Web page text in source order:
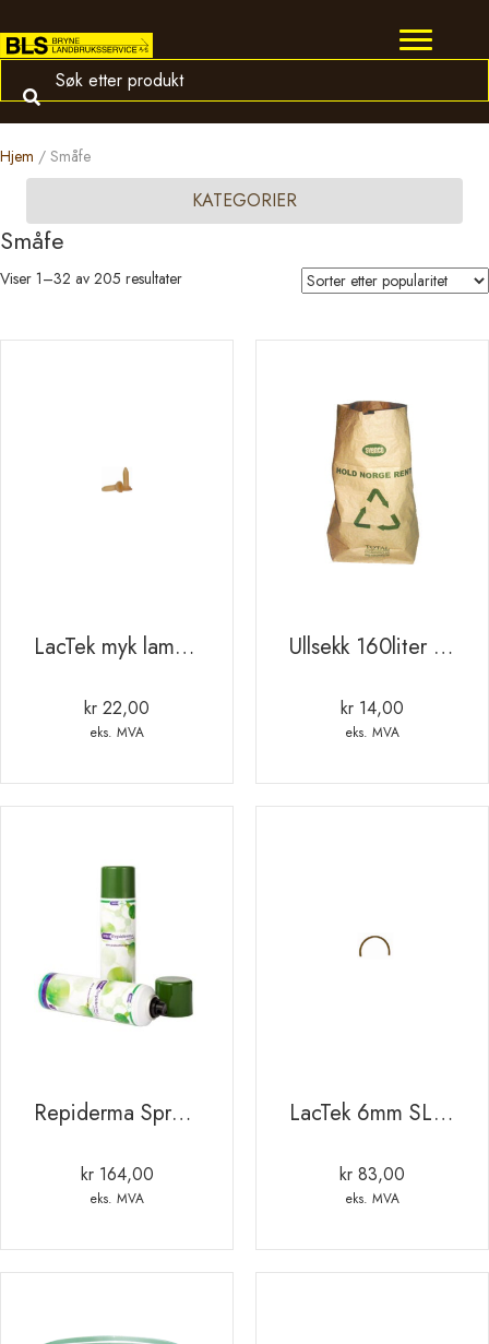
Hjem / Småfe
KATEGORIER
Småfe
Viser 1–32 av 205 resultaterSortert
LacTek myk lammesmokk
kr 22,00
eks. MVA
Ullsekk 160liter / 2-lags
kr 14,00
eks. MVA
Repiderma Spray 250ml
kr164,00
eks. MVA
LacTek 6mm SLANGE Ø6 x 10. pr mtr
kr 83,00
eks. MVA